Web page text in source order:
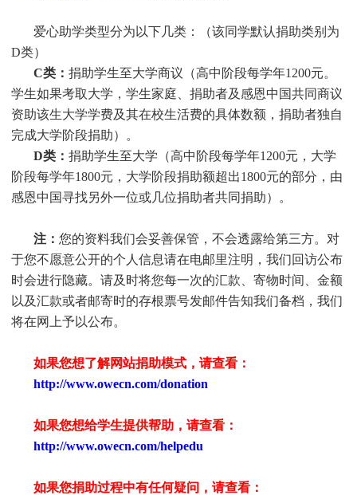
爱心助学类型分为以下几类：（该同学默认捐助类别为
D类）
C类： 捐助学生至大学商议（高中阶段每学年1200元。
学生如果考取大学， 学生家庭、捐助者及感恩中国共同商议
资助该生大学学费及其在校生活费的具体数额，捐助者独自
完成大学阶段捐助）。
D类： 捐助学生至大学（高中阶段每学年1200元，大学
阶段每学年1800元，大学阶段捐助额超出1800元的部分，由
感恩中国寻找另外一位或几位捐助者共同捐助）。
注： 您的资料我们会妥善保管，不会透露给第三方。对
于您不愿意公开的个人信息请在电邮里注明，我们回访公布
时会进行隐藏。请及时将您每一次的汇款、寄物时间、金额
以及汇款或者邮寄时的存根票号发邮件告知我们备档，我们
将在网上予以公布。
如果您想了解网站捐助模式，请查看：
http://www.owecn.com/donation
如果您想给学生提供帮助，请查看：
http://www.owecn.com/helpedu
如果您捐助过程中有任何疑问，请查看：